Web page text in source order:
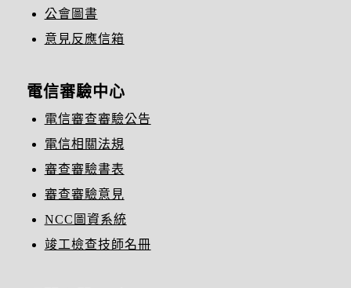
公會圖書
意見反應信箱
電信審驗中心
電信審查審驗公告
電信相關法規
審查審驗書表
審查審驗意見
NCC圖資系統
竣工檢查技師名冊